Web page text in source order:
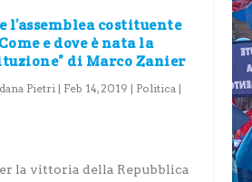
l’assemblea costituente
e dove è nata la
di Marco Zanier
Pietri | Feb 14, 2019 | Politica |
la vittoria della Repubblica